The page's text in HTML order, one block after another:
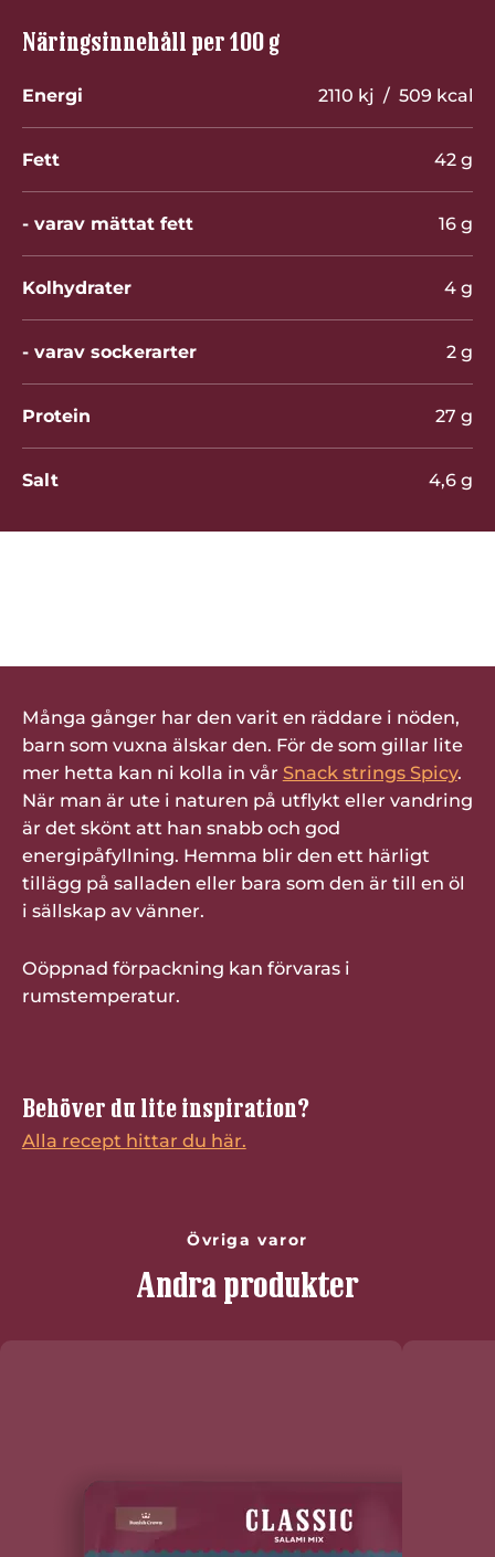
Näringsinnehåll per 100 g
Energi 2110 kj / 509 kcal
Fett 42 g
- varav mättat fett 16 g
Kolhydrater 4 g
- varav sockerarter 2 g
Protein 27 g
Salt 4,6 g
Många gånger har den varit en räddare i nöden,
barn som vuxna älskar den. För de som gillar lite
mer hetta kan ni kolla in vår Snack strings Spicy.
När man är ute i naturen på utflykt eller vandring
är det skönt att han snabb och god
energipåfyllning. Hemma blir den ett härligt
tillägg på salladen eller bara som den är till en öl
i sällskap av vänner.
Oöppnad förpackning kan förvaras i
rumstemperatur.
Behöver du lite inspiration?
Alla recept hittar du här.
Övriga varor
Andra produkter